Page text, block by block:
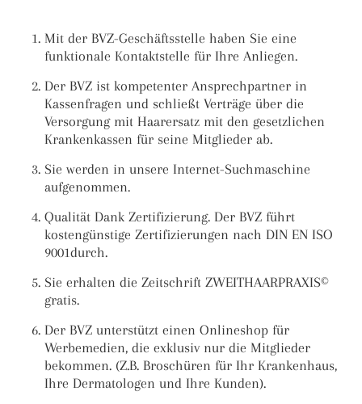
Mit der BVZ-Geschäftsstelle haben Sie eine
funktionale Kontaktstelle für Ihre Anliegen.
Der BVZ ist kompetenter Ansprechpartner in
Kassenfragen und schließt Verträge über die
Versorgung mit Haarersatz mit den gesetzlichen
Krankenkassen für seine Mitglieder ab.
Sie werden in unsere Internet-Suchmaschine
aufgenommen.
Qualität Dank Zertifizierung. Der BVZ führt
kostengünstige Zertifizierungen nach DIN EN ISO
9001durch.
Sie erhalten die Zeitschrift ZWEITHAARPRAXIS©
gratis.
Der BVZ unterstützt einen Onlineshop für
Werbemedien, die exklusiv nur die Mitglieder
bekommen. (Z.B. Broschüren für Ihr Krankenhaus,
Ihre Dermatologen und Ihre Kunden).